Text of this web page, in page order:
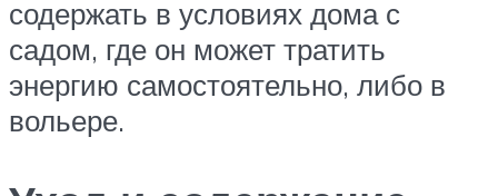
содержать в условиях дома с
садом, где он может тратить
энергию самостоятельно, либо в
вольере.